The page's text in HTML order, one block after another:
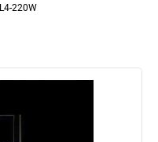
220W